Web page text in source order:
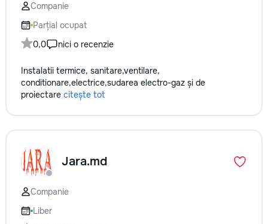
Companie
Parțial ocupat
0,0
nici o recenzie
Instalatii termice, sanitare,ventilare,
conditionare,electrice,sudarea electro-gaz și de
proiectare citește tot
Jara.md
Companie
Liber